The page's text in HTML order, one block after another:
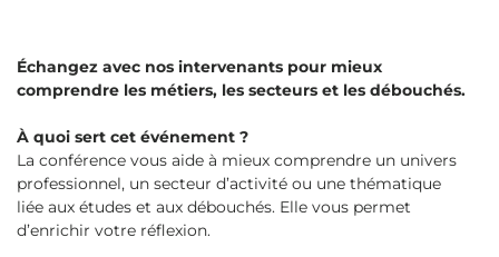
Échangez avec nos intervenants pour mieux
comprendre les métiers, les secteurs et les débouchés.
À quoi sert cet événement ?
La conférence vous aide à mieux comprendre un univers
professionnel, un secteur d’activité ou une thématique
liée aux études et aux débouchés. Elle vous permet
d’enrichir votre réflexion.